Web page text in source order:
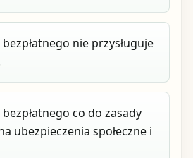
nie przysługuje
co do zasady
ubezpieczenia społeczne i